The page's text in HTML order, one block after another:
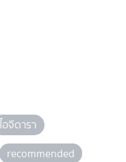
ไอจีดารา
recommended